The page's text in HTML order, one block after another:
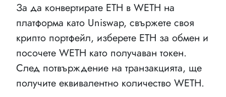
За да конвертирате ETH в WETH на
платформа като Uniswap, свържете своя
крипто портфейл, изберете ETH за обмен и
посочете WETH като получаван токен.
След потвърждение на транзакцията, ще
получите еквивалентно количество WETH.